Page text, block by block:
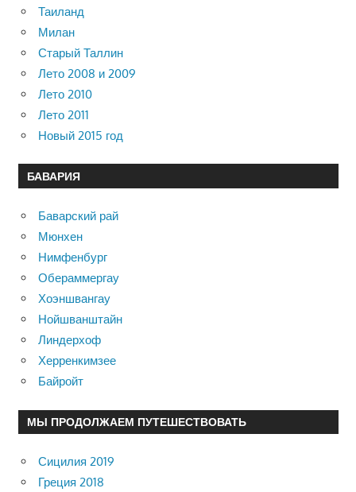
Таиланд
Милан
Старый Таллин
Лето 2008 и 2009
Лето 2010
Лето 2011
Новый 2015 год
БАВАРИЯ
Баварский рай
Мюнхен
Нимфенбург
Обераммергау
Хоэншвангау
Нойшванштайн
Линдерхоф
Херренкимзее
Байройт
МЫ ПРОДОЛЖАЕМ ПУТЕШЕСТВОВАТЬ
Сицилия 2019
Греция 2018